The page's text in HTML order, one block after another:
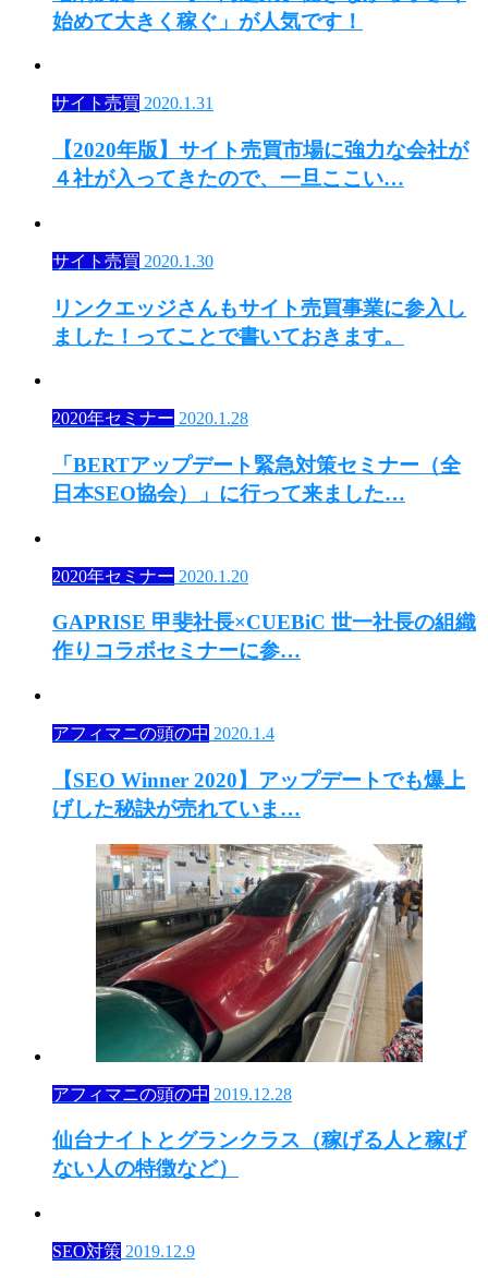
始めて大きく稼ぐ」が人気です！
サイト売買 2020.1.31
【2020年版】サイト売買市場に強力な会社が
４社が入ってきたので、一旦ここい…
サイト売買 2020.1.30
リンクエッジさんもサイト売買事業に参入し
ました！ってことで書いておきます。
2020年セミナー 2020.1.28
「BERTアップデート緊急対策セミナー（全
日本SEO協会）」に行って来ました…
2020年セミナー 2020.1.20
GAPRISE 甲斐社長×CUEBiC 世一社長の組織
作りコラボセミナーに参…
アフィマニの頭の中 2020.1.4
【SEO Winner 2020】アップデートでも爆上
げした秘訣が売れていま…
アフィマニの頭の中 2019.12.28
仙台ナイトとグランクラス（稼げる人と稼げ
ない人の特徴など）
SEO対策 2019.12.9